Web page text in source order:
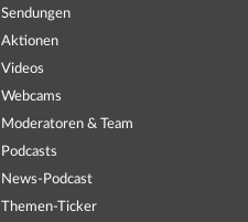
Sendungen
Aktionen
Videos
Webcams
Moderatoren & Team
Podcasts
News-Podcast
Themen-Ticker